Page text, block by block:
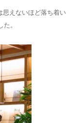
思えないほど落ち着い
。